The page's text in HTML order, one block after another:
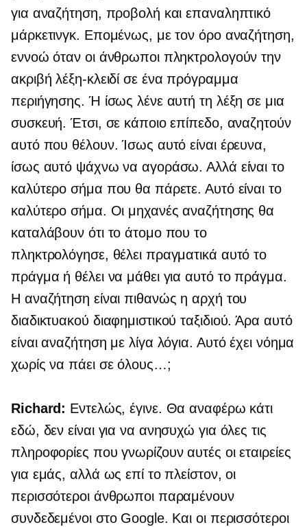
για αναζήτηση, προβολή και επαναληπτικό
μάρκετινγκ. Επομένως, με τον όρο αναζήτηση,
εννοώ όταν οι άνθρωποι πληκτρολογούν την
ακριβή λέξη-κλειδί σε ένα πρόγραμμα
περιήγησης. Ή ίσως λένε αυτή τη λέξη σε μια
συσκευή. Έτσι, σε κάποιο επίπεδο, αναζητούν
αυτό που θέλουν. Ίσως αυτό είναι έρευνα,
ίσως αυτό ψάχνω να αγοράσω. Αλλά είναι το
καλύτερο σήμα που θα πάρετε. Αυτό είναι το
καλύτερο σήμα. Οι μηχανές αναζήτησης θα
καταλάβουν ότι το άτομο που το
πληκτρολόγησε, θέλει πραγματικά αυτό το
πράγμα ή θέλει να μάθει για αυτό το πράγμα.
Η αναζήτηση είναι πιθανώς η αρχή του
διαδικτυακού διαφημιστικού ταξιδιού. Άρα αυτό
είναι αναζήτηση με λίγα λόγια. Αυτό έχει νόημα
χωρίς να πάει σε όλους…;
Richard: Εντελώς, έγινε. Θα αναφέρω κάτι
εδώ, δεν είναι για να ανησυχώ για όλες τις
πληροφορίες που γνωρίζουν αυτές οι εταιρείες
για εμάς, αλλά ως επί το πλείστον, οι
περισσότεροι άνθρωποι παραμένουν
συνδεδεμένοι στο Google. Και οι περισσότεροι